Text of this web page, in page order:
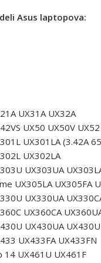
Asus laptopova:
UX31A UX32A
UX50 UX50V UX52
UX301LA (3.42A
UX302LA
UX303UA
UX305LA UX305FA
UX330UA
UX360CA
UX430UA
UX433FA UX433FN
14 UX461U UX461F